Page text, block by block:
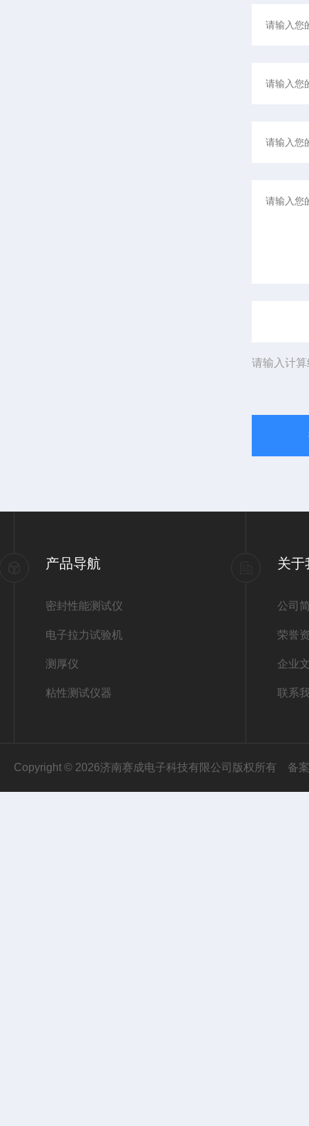
请输入计
产品导航
密封性能测试仪
电子拉力试验机
测厚仪
粘性测试仪器
关于
公司
荣誉
企业
联系
Copyright © 2026济南赛成电子科技有限公司版权所有 备